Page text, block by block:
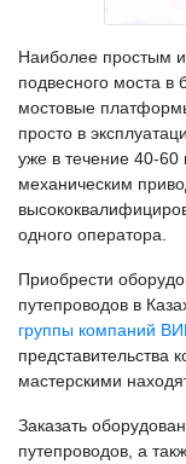
Наиболее простым
подвесного моста в
мостовые
просто в
уже в течение 40-60
механическим
одного оператора.
Приобрести
путепроводов в
группы компаний
представительства
мастерскими
Заказать
путепроводов, а